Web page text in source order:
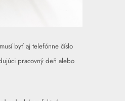
byť aj telefónne číslo
pracovný deň alebo